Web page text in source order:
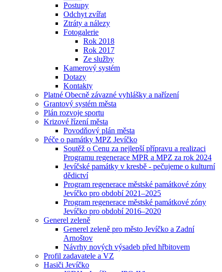
Postupy
Odchyt zvířat
Ztráty a nálezy
Fotogalerie
Rok 2018
Rok 2017
Ze služby
Kamerový systém
Dotazy
Kontakty
Platné Obecně závazné vyhlášky a nařízení
Grantový systém města
Plán rozvoje sportu
Krizové řízení města
Povodňový plán města
Péče o památky MPZ Jevíčko
Soutěž o Cenu za nejlepší přípravu a realizaci
Programu regenerace MPR a MPZ za rok 2024
Jevíčské památky v kresbě - pečujeme o kulturní
dědictví
Program regenerace městské památkové zóny
Jevíčko pro období 2021–2025
Program regenerace městské památkové zóny
Jevíčko pro období 2016–2020
Generel zeleně
Generel zeleně pro město Jevíčko a Zadní
Arnoštov
Návrhy nových výsadeb před hřbitovem
Profil zadavatele a VZ
Hasiči Jevíčko